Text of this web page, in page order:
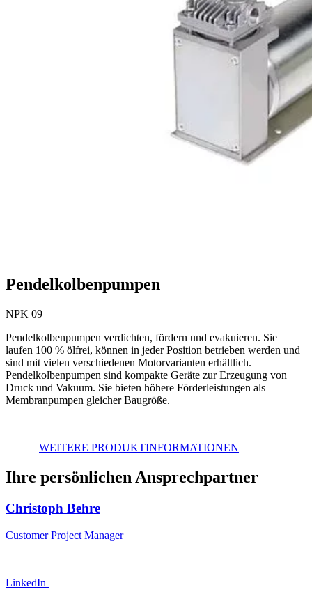
Pendelkolbenpumpen
NPK 09
Pendelkolbenpumpen verdichten, fördern und evakuieren. Sie
laufen 100 % ölfrei, können in jeder Position betrieben werden und
sind mit vielen verschiedenen Motorvarianten erhältlich.
Pendelkolbenpumpen sind kompakte Geräte zur Erzeugung von
Druck und Vakuum. Sie bieten höhere Förderleistungen als
Membranpumpen gleicher Baugröße.
WEITERE PRODUKTINFORMATIONEN
Ihre persönlichen Ansprechpartner
Christoph Behre
Customer Project Manager
LinkedIn